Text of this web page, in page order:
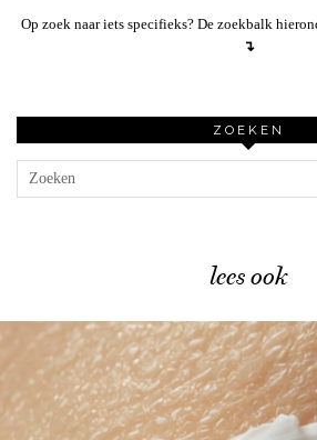
Op zoek naar iets specifieks? De zoekbalk
↴
ZOEKEN
lees ook